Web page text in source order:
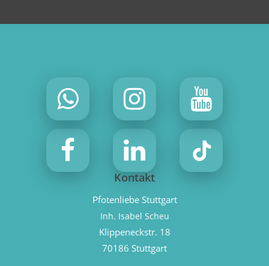
Kontakt
Pfotenliebe Stuttgart
Inh. Isabel Scheu
Klippeneckstr. 18
70186 Stuttgart